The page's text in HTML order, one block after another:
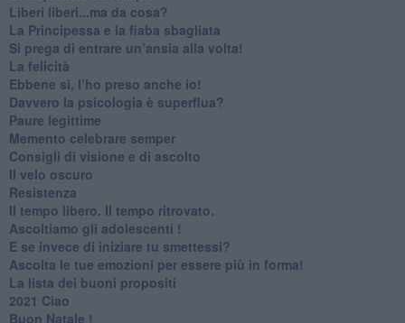
​Liberi liberi...ma da cosa?
​La Principessa e la fiaba sbagliata
Si prega di entrare un’ansia alla volta!
​La felicità
​Ebbene sì, l’ho preso anche io!
​Davvero la psicologia è superflua?
Paure legittime
​Memento celebrare semper
​Consigli di visione e di ascolto
​Il velo oscuro
Resistenza
​Il tempo libero. Il tempo ritrovato.
Ascoltiamo gli adolescenti !
​E se invece di iniziare tu smettessi?
​Ascolta le tue emozioni per essere più in forma!
​La lista dei buoni propositi
2021 Ciao
Buon Natale !